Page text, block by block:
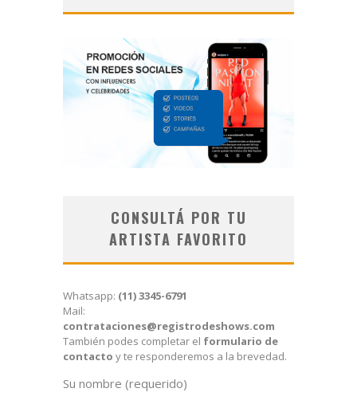
CONSULTÁ POR TU
ARTISTA FAVORITO
Whatsapp: (11) 3345-6791
Mail:
contrataciones@registrodeshows.com
También podes completar el formulario de
contacto y te responderemos a la brevedad.
Su nombre (requerido)